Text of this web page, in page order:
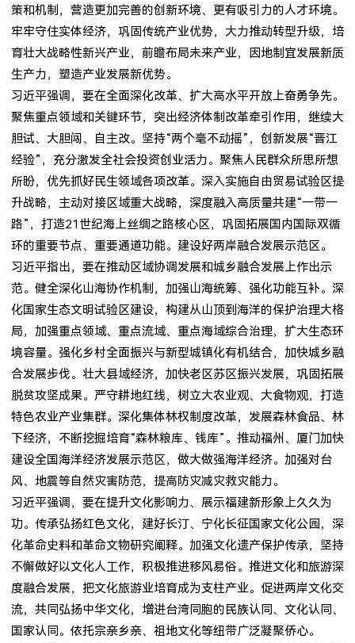
策和机制，营造更加完善的创新环境、更有吸引力的人才环境。
牢牢守住实体经济，巩固传统产业优势，大力推动转型升级，培
育壮大战略性新兴产业，前瞻布局未来产业，因地制宜发展新质
生产力，塑造产业发展新优势。
习近平强调，要在全面深化改革、扩大高水平开放上奋勇争先。
聚焦重点领域和关键环节，突出经济体制改革牵引作用，继续大
胆试、大胆闯、自主改。坚持“两个毫不动摇”，创新发展“晋江
经验”，充分激发全社会投资创业活力。聚焦人民群众所思所想
所盼，优先抓好民生领域各项改革。深入实施自由贸易试验区提
升战略，主动对接区域重大战略，深度融入高质量共建“一带一
路”，打造21世纪海上丝绸之路核心区，巩固拓展国内国际双循
环的重要节点、重要通道功能。建设好两岸融合发展示范区。
习近平指出，要在推动区域协调发展和城乡融合发展上作出示
范。健全深化山海协作机制，加强山海统筹、强化功能互补。深
化国家生态文明试验区建设，构建从山顶到海洋的保护治理大格
局，加强重点领域、重点流域、重点海域综合治理，扩大生态环
境容量。强化乡村全面振兴与新型城镇化有机结合，加快城乡融
合发展步伐。壮大县域经济，加快老区苏区振兴发展，巩固拓展
脱贫攻坚成果。严守耕地红线，树立大农业观、大食物观，打造
特色农业产业集群。深化集体林权制度改革，发展森林食品、林
下经济，不断挖掘培育“森林粮库、钱库”。推动福州、厦门加快
建设全国海洋经济发展示范区，做大做强海洋经济。加强对台
风、地震等自然灾害防范，提高防灾减灾救灾能力。
习近平强调，要在提升文化影响力、展示福建新形象上久久为
功。传承弘扬红色文化，建好长汀、宁化长征国家文化公园，深
化革命史料和革命文物研究阐释。加强文化遗产保护传承，坚持
不懈做好以文化人工作，积极推进移风易俗。推进文化和旅游深
度融合发展，把文化旅游业培育成为支柱产业。促进两岸文化交
流，共同弘扬中华文化，增进台湾同胞的民族认同、文化认同、
国家认同。依托宗亲乡亲、祖地文化等纽带广泛凝聚侨心。